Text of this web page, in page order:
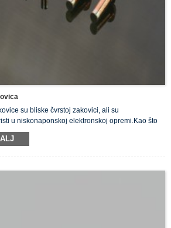
su bliske čvrstoj zakovici, ali su
u niskonaponskoj elektronskoj opremi.Kao što
kontroleri itd.